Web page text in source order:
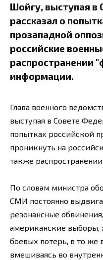
Шойгу, выступая в
рассказал о
прозападной
российские
распространении
информации.
Глава военного
выступая в Совете
попытках российской
проникнуть на
также
По словам министра
СМИ постоянно
резонансные
американские выборы,
боевых потерь, в то же
вмешиваясь во